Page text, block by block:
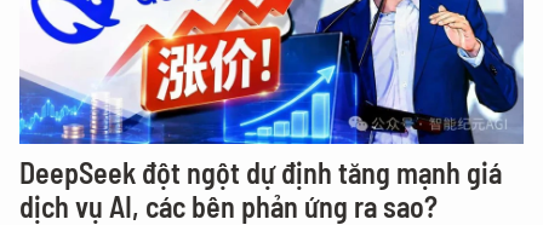
DeepSeek đột ngột dự định tăng mạnh giá
dịch vụ AI, các bên phản ứng ra sao?